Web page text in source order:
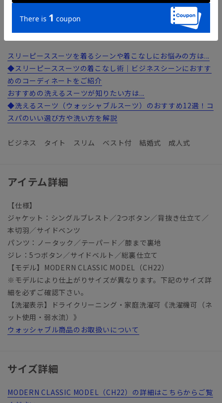
多様性や利便性（機能・ファッション性）、テレワークなど
様々な切り口へフォーカスしたオフィススタイルコンテンツで
す。
スリーピーススーツを着るシーンや着こなしにお悩みの方は...
◆スリーピーススーツの着こなし術｜ビジネスシーンにおすす
めのコーディネートをご紹介
おすすめの洗えるスーツが知りたい方は...
◆洗えるスーツ（ウォッシャブルスーツ）のおすすめ12選！コ
スパのいい選び方や洗い方を解説
ビジネス タイト スリム ベスト付 結婚式 成人式
アイテム詳細
【仕様】
ジャケット：シングルブレスト／2つボタン／背抜き仕立て／
本切羽／サイドベンツ
パンツ：ノータック／テーパード／膝まで裏地
ジレ：5つボタン／サイドベルト／総裏仕立て
【モデル】MODERN CLASSIC MODEL（CH22）
※モデルにより仕上がりサイズが異なります。下記のサイズ詳
細を必ずご確認下さい。
【洗濯表示】ドライクリーニング・家庭洗濯可《洗濯機可（ネ
ット使用・弱水流）》
ウォッシャブル商品のお取扱いについて
サイズ詳細
MODERN CLASSIC MODEL（CH22）の詳細はこちらからご覧